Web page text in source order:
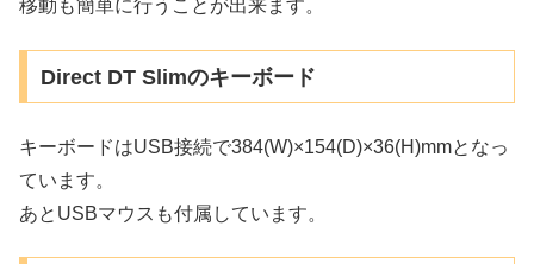
移動も簡単に行うことが出来ます。
Direct DT Slimのキーボード
キーボードはUSB接続で384(W)×154(D)×36(H)mmとなっ
ています。
あとUSBマウスも付属しています。